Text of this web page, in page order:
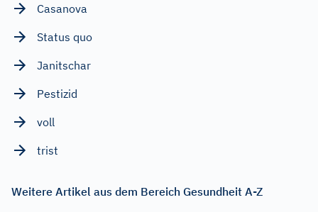
Casanova
Status quo
Janitschar
Pestizid
voll
trist
Weitere Artikel aus dem Bereich Gesundheit A-Z